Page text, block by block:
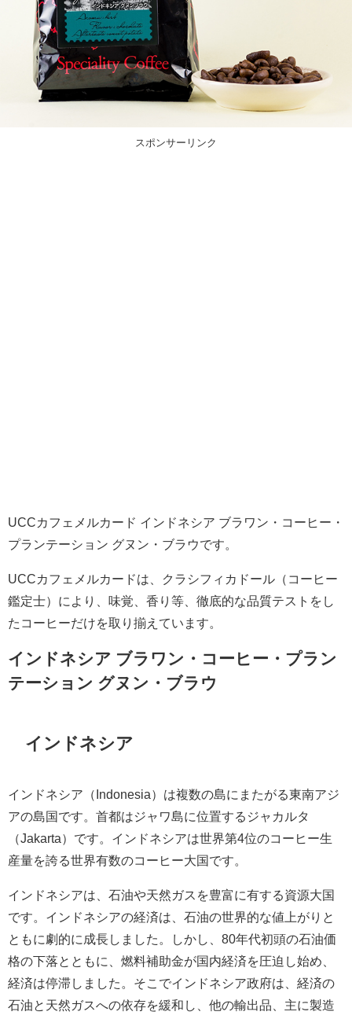
スポンサーリンク
UCCカフェメルカード インドネシア ブラワン・コーヒー・
プランテーション グヌン・ブラウです。
UCCカフェメルカードは、クラシフィカドール（コーヒー
鑑定士）により、味覚、香り等、徹底的な品質テストをし
たコーヒーだけを取り揃えています。
インドネシア ブラワン・コーヒー・プラン
テーション グヌン・ブラウ
インドネシア
インドネシア（Indonesia）は複数の島にまたがる東南アジ
アの島国です。首都はジャワ島に位置するジャカルタ
（Jakarta）です。インドネシアは世界第4位のコーヒー生
産量を誇る世界有数のコーヒー大国です。
インドネシアは、石油や天然ガスを豊富に有する資源大国
です。インドネシアの経済は、石油の世界的な値上がりと
ともに劇的に成長しました。しかし、80年代初頭の石油価
格の下落とともに、燃料補助金が国内経済を圧迫し始め、
経済は停滞しました。そこでインドネシア政府は、経済の
石油と天然ガスへの依存を緩和し、他の輸出品、主に製造